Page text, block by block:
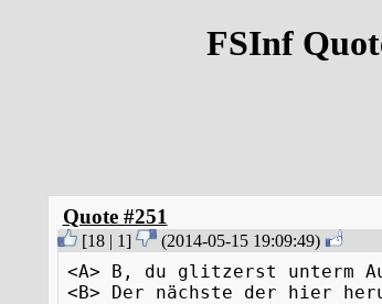
FSInf
Quote #251
[18 | 1] (2014-05-15 19:09:49)
<A> B, du glitzerst unterm
<B> Der nächste der hier